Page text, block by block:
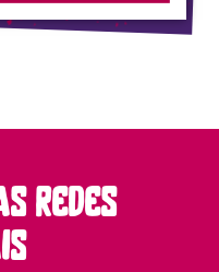
redes